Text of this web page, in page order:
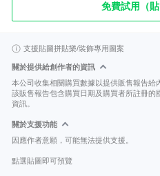
免費試用（貼
支援貼圖拼貼樂/裝飾專用圖案
關於提供給創作者的資訊
本公司收集相關購買數據以提供販售報告給
該販售報告包含購買日期及購買者所註冊的
資訊。
關於支援功能
因應作者意願，可能無法提供支援。
點選貼圖即可預覽